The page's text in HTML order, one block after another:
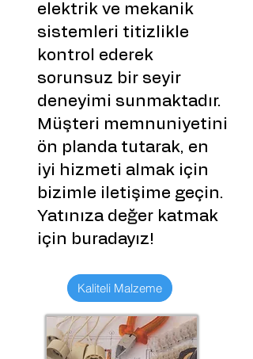
elektrik ve mekanik
sistemleri titizlikle
kontrol ederek
sorunsuz bir seyir
deneyimi sunmaktadır.
Müşteri memnuniyetini
ön planda tutarak, en
iyi hizmeti almak için
bizimle iletişime geçin.
Yatınıza değer katmak
için buradayız!
Kaliteli Malzeme